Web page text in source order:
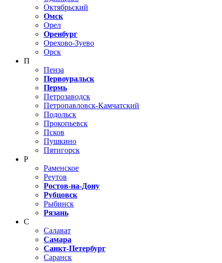
Октябрьский
Омск
Орел
Оренбург
Орехово-Зуево
Орск
П
Пенза
Первоуральск
Пермь
Петрозаводск
Петропавловск-Камчатский
Подольск
Прокопьевск
Псков
Пушкино
Пятигорск
Р
Раменское
Реутов
Ростов-на-Дону
Рубцовск
Рыбинск
Рязань
С
Салават
Самара
Санкт-Петербург
Саранск